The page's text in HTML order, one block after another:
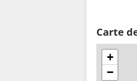
Carte
+
−